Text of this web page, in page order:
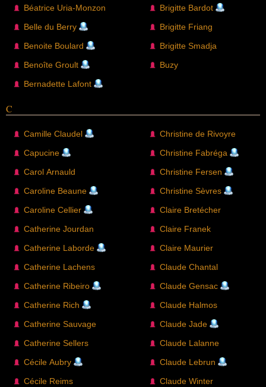
Béatrice Uria-Monzon
Belle du Berry
Benoite Boulard
Benoîte Groult
Bernadette Lafont
Brigitte Bardot
Brigitte Friang
Brigitte Smadja
Buzy
C
Camille Claudel
Capucine
Carol Arnauld
Caroline Beaune
Caroline Cellier
Catherine Jourdan
Catherine Laborde
Catherine Lachens
Catherine Ribeiro
Catherine Rich
Catherine Sauvage
Catherine Sellers
Cécile Aubry
Cécile Reims
Christine de Rivoyre
Christine Fabréga
Christine Fersen
Christine Sèvres
Claire Bretécher
Claire Franek
Claire Maurier
Claude Chantal
Claude Gensac
Claude Halmos
Claude Jade
Claude Lalanne
Claude Lebrun
Claude Winter